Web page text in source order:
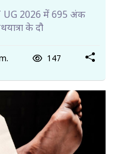
UG 2026 में 695 अंक
के दौ
147